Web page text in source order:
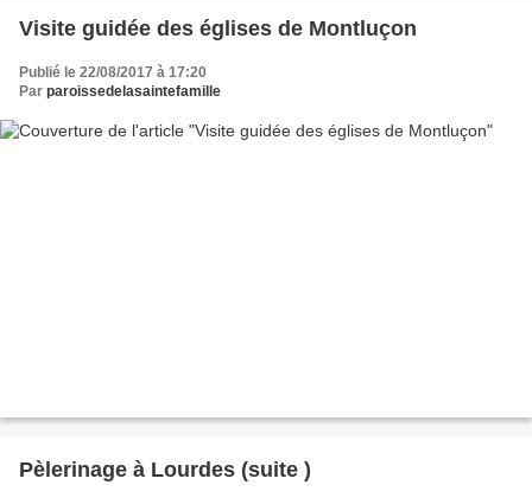
Visite guidée des églises de Montluçon
Publié le 22/08/2017 à 17:20
Par paroissedelasaintefamille
Pèlerinage à Lourdes (suite )